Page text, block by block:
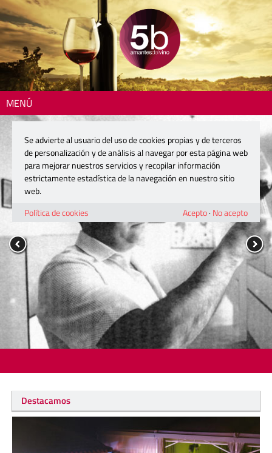
MENÚ
Destacamos
Se advierte al usuario del uso de cookies propias y de terceros
de personalización y de análisis al navegar por esta página web
para mejorar nuestros servicios y recopilar información
estrictamente estadística de la navegación en nuestro sitio
web.
Política de cookies
Acepto· No acepto